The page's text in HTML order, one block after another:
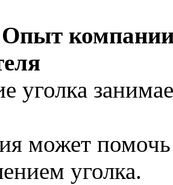
уголка
может
уголка.